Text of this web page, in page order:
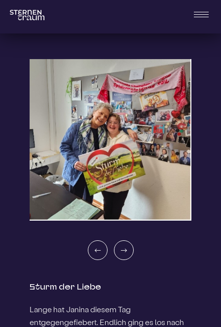
Sturm der Liebe
Lange hat Janina diesem Tag
entgegengefiebert. Endlich ging es los nach